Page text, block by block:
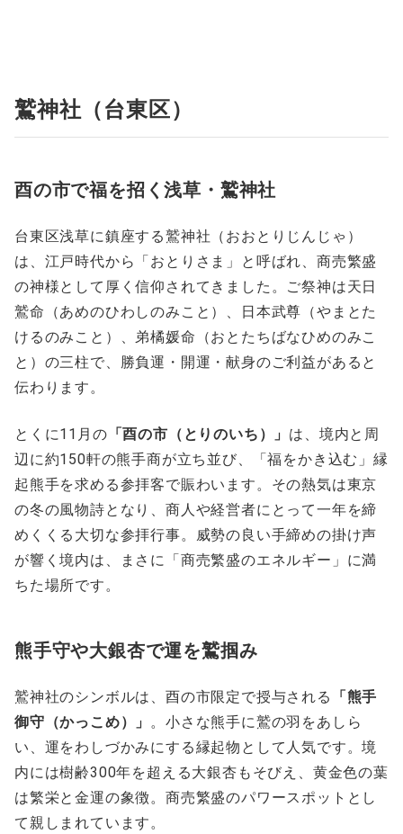
鷲神社（台東区）
酉の市で福を招く浅草・鷲神社
台東区浅草に鎮座する鷲神社（おおとりじんじゃ）
は、江戸時代から「おとりさま」と呼ばれ、商売繁盛
の神様として厚く信仰されてきました。ご祭神は天日
鷲命（あめのひわしのみこと）、日本武尊（やまとた
けるのみこと）、弟橘媛命（おとたちばなひめのみこ
と）の三柱で、勝負運・開運・献身のご利益があると
伝わります。
とくに11月の 「酉の市（とりのいち）」 は、境内と周
辺に約150軒の熊手商が立ち並び、「福をかき込む」縁
起熊手を求める参拝客で賑わいます。その熱気は東京
の冬の風物詩となり、商人や経営者にとって一年を締
めくくる大切な参拝行事。威勢の良い手締めの掛け声
が響く境内は、まさに「商売繁盛のエネルギー」に満
ちた場所です。
熊手守や大銀杏で運を鷲掴み
鷲神社のシンボルは、酉の市限定で授与される
「熊手
御守（かっこめ）」 。小さな熊手に鷲の羽をあしら
い、運をわしづかみにする縁起物として人気です。境
内には樹齢300年を超える大銀杏もそびえ、黄金色の葉
は繁栄と金運の象徴。商売繁盛のパワースポットとし
て親しまれています。